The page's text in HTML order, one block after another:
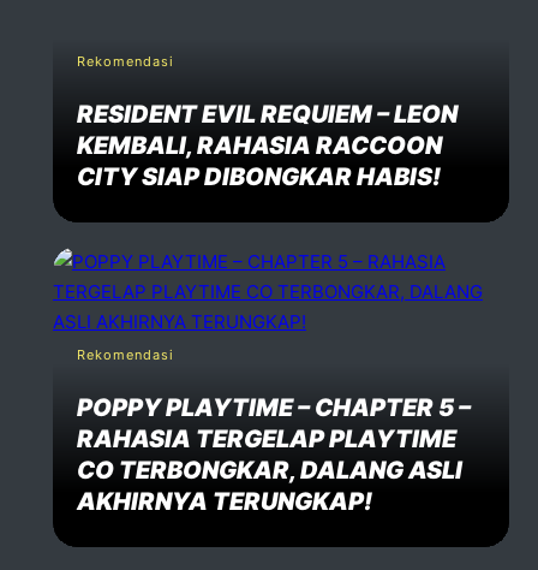
Rekomendasi
RESIDENT EVIL REQUIEM – LEON
KEMBALI, RAHASIA RACCOON
CITY SIAP DIBONGKAR HABIS!
Rekomendasi
POPPY PLAYTIME – CHAPTER 5 –
RAHASIA TERGELAP PLAYTIME
CO TERBONGKAR, DALANG ASLI
AKHIRNYA TERUNGKAP!